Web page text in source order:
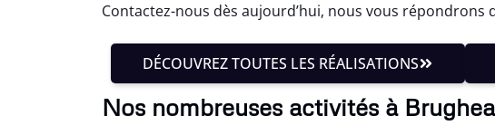
Contactez-nous dès aujourd’hui, nous vous répondrons
DÉCOUVREZ TOUTES LES RÉALISATIONS
Nos nombreuses activités à